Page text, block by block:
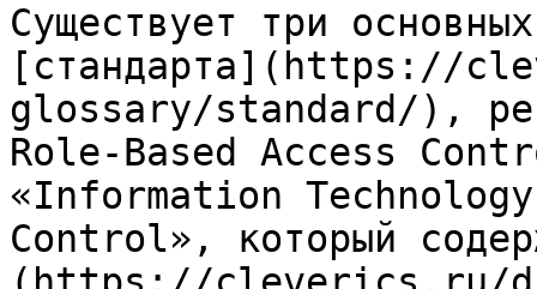
Существует три
[стандарта](https://
glossary/standard/),
Role-Based Access
«Information
Control», который